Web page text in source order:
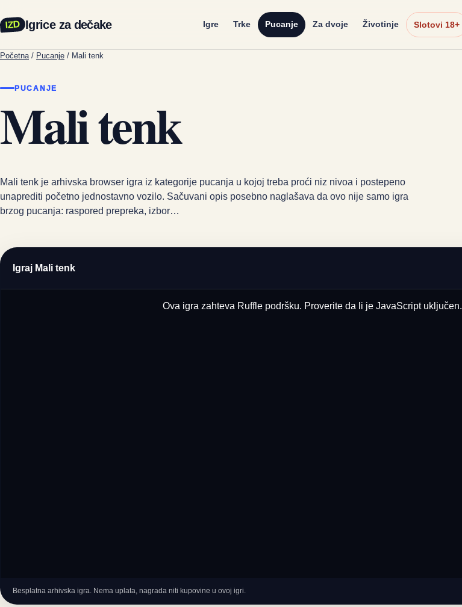
IZD Igrice za dečake Igre Trke Pucanje Za dvoje Životinje Slotovi 18+
Početna / Pucanje / Mali tenk
PUCANJE
Mali tenk
Mali tenk je arhivska browser igra iz kategorije pucanja u kojoj treba proći niz nivoa i postepeno
unaprediti početno jednostavno vozilo. Sačuvani opis posebno naglašava da ovo nije samo igra
brzog pucanja: raspored prepreka, izbor…
Igraj Mali tenk
Ova igra zahteva Ruffle podršku. Proverite da li je JavaScript uključen.
Besplatna arhivska igra. Nema uplata, nagrada niti kupovine u ovoj igri.